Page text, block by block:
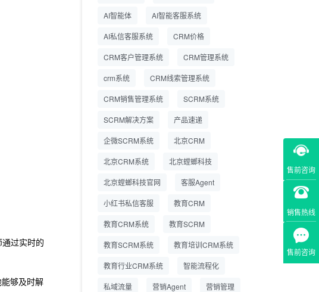
售前咨询
销售热线
售前咨询
过实时的
够及时解
一站式SCRM系统企微
全流程
商用SCRM系统企微工
营成本
2026.7.14
企业微信 私域用户精细
螳螂教育CRM助力教培
机构精细化运营
AI智能体 AI智能客服系统
AI私信客服系统 CRM价格
CRM客户管理系统 CRM管理系统
crm系统 CRM线索管理系统
CRM销售管理系统 SCRM系统
SCRM解决方案 产品速递
企微SCRM系统 北京CRM
北京CRM系统 北京螳螂科技
北京螳螂科技官网 客服Agent
小红书私信客服 教育CRM
教育CRM系统 教育SCRM
教育SCRM系统 教育培训CRM系统
教育行业CRM系统 智能流程化
私域流量 营销Agent 营销管理